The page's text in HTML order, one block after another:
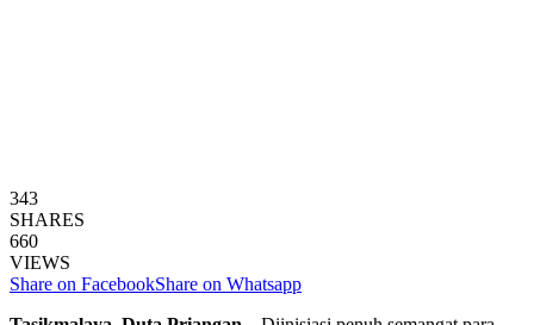
343
SHARES
660
VIEWS
Share on FacebookShare on Whatsapp